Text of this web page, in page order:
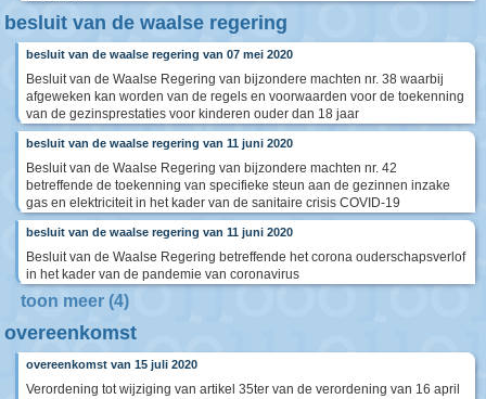
besluit van de waalse regering
besluit van de waalse regering van 07 mei 2020
Besluit van de Waalse Regering van bijzondere machten nr. 38 waarbij
afgeweken kan worden van de regels en voorwaarden voor de toekenning
van de gezinsprestaties voor kinderen ouder dan 18 jaar
besluit van de waalse regering van 11 juni 2020
Besluit van de Waalse Regering van bijzondere machten nr. 42
betreffende de toekenning van specifieke steun aan de gezinnen inzake
gas en elektriciteit in het kader van de sanitaire crisis COVID-19
besluit van de waalse regering van 11 juni 2020
Besluit van de Waalse Regering betreffende het corona ouderschapsverlof
in het kader van de pandemie van coronavirus
toon meer (4)
overeenkomst
overeenkomst van 15 juli 2020
Verordening tot wijziging van artikel 35ter van de verordening van 16 april